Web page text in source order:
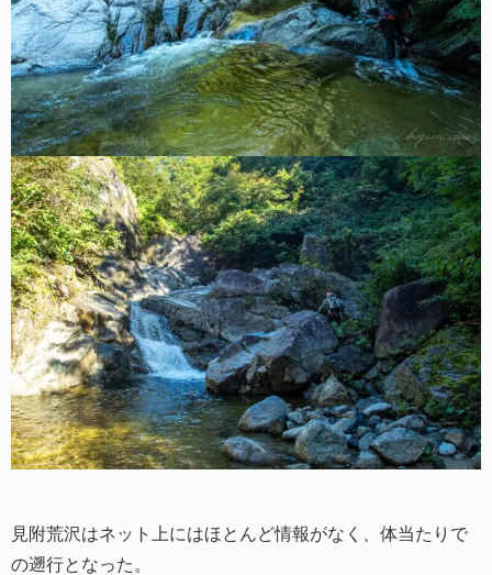
見附荒沢はネット上にはほとんど情報がなく、体当たりで
の遡行となった。